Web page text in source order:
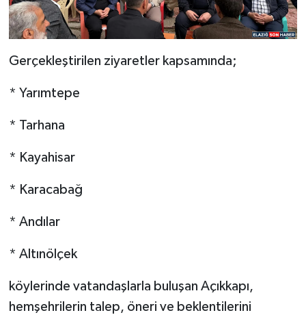
Gerçekleştirilen ziyaretler kapsamında;
* Yarımtepe
* Tarhana
* Kayahisar
* Karacabağ
* Andılar
* Altınölçek
köylerinde vatandaşlarla buluşan Açıkkapı,
hemşehrilerin talep, öneri ve beklentilerini